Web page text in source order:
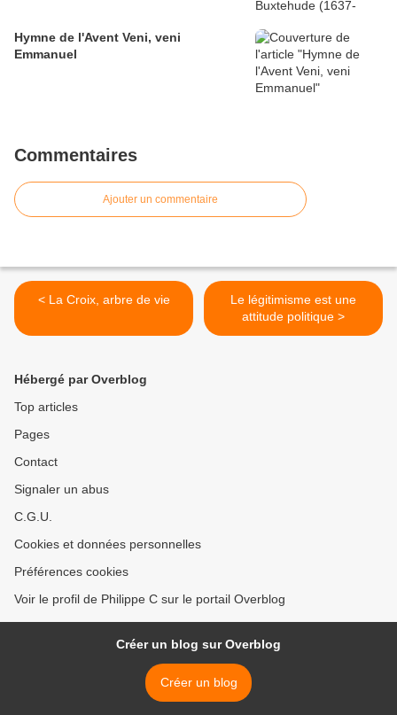
Hymne de l'Avent Veni, veni
Emmanuel
Commentaires
Ajouter un commentaire
< La Croix, arbre de vie
Le légitimisme est une
attitude politique >
Hébergé par Overblog
Top articles
Pages
Contact
Signaler un abus
C.G.U.
Cookies et données personnelles
Préférences cookies
Voir le profil de Philippe C sur le portail Overblog
Créer un blog sur Overblog
Créer un blog